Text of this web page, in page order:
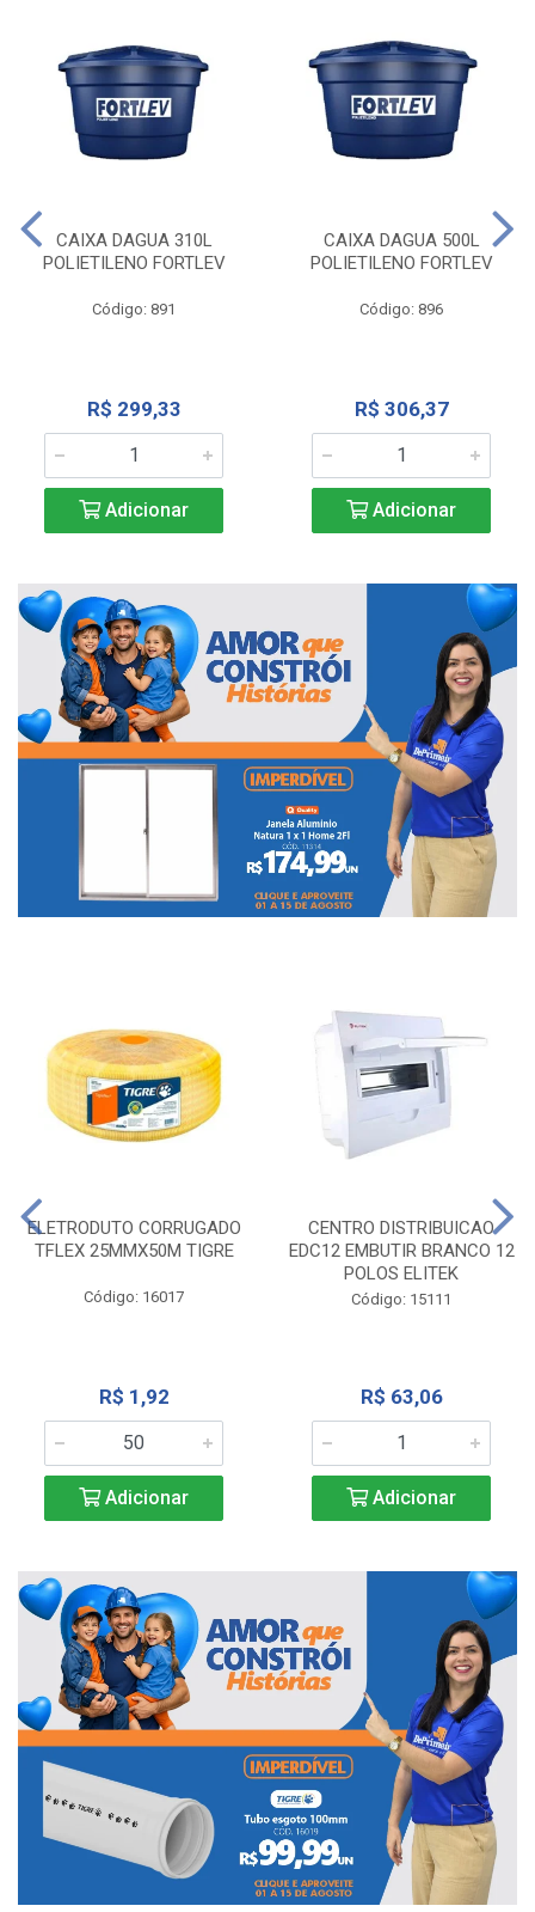
CAIXA DAGUA 310L
POLIETILENO FORTLEV
Código: 891
R$ 299,33
Adicionar
CAIXA DAGUA 500L
POLIETILENO FORTLEV
Código: 896
R$ 306,37
Adicionar
ELETRODUTO CORRUGADO
TFLEX 25MMX50M TIGRE
Código: 16017
R$ 1,92
Adicionar
CENTRO DISTRIBUICAO
EDC12 EMBUTIR BRANCO 12
POLOS ELITEK
Código: 15111
R$ 63,06
Adicionar